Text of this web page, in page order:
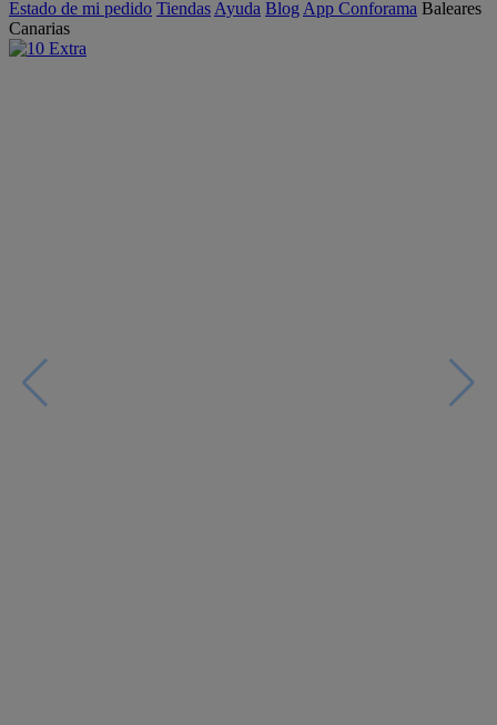
Estado de mi pedido Tiendas Ayuda Blog App Conforama Baleares
Canarias